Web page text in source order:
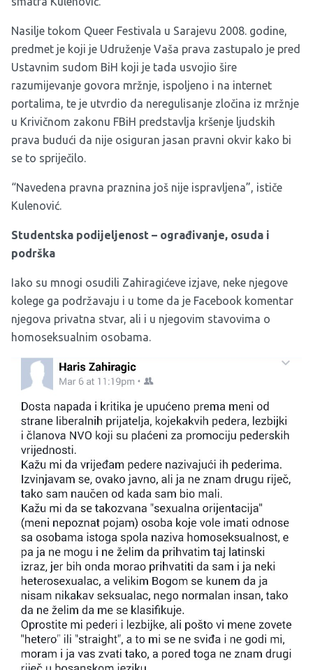
Nasilje tokom Queer Festivala u Sarajevu 2008. godine,
predmet je koji je Udruženje Vaša prava zastupalo je pred
Ustavnim sudom BiH koji je tada usvojio šire
razumijevanje govora mržnje, ispoljeno i na internet
portalima, te je utvrdio da neregulisanje zločina iz mržnje
u Krivičnom zakonu FBiH predstavlja kršenje ljudskih
prava budući da nije osiguran jasan pravni okvir kako bi
se to spriječilo.
“Navedena pravna praznina još nije ispravljena”, ističe
Kulenović.
Studentska podijeljenost – ograđivanje, osuda i
podrška
Iako su mnogi osudili Zahiragićeve izjave, neke njegove
kolege ga podržavaju i u tome da je Facebook komentar
njegova privatna stvar, ali i u njegovim stavovima o
homoseksualnim osobama.